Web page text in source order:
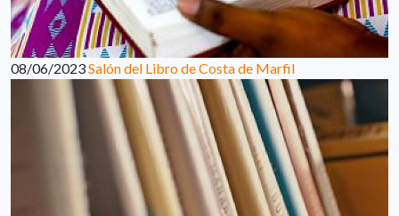
08/06/2023Salón del Libro de Costa de Marfil